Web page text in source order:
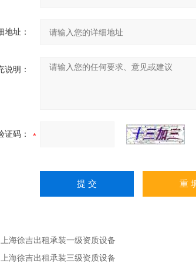
地址：
说明：
证码：
上海徐吉出租承装一级资质设备
上海徐吉出租承装三级资质设备